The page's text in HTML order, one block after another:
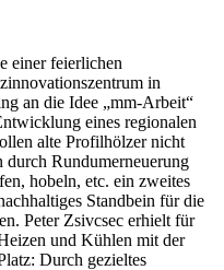
einer feierlichen
in
an die Idee „mm-Arbeit“
eines regionalen
alte Profilhölzer nicht
durch Rundumerneuerung
hobeln, etc. ein zweites
Standbein für die
Peter Zsivcsec erhielt für
und Kühlen mit der
Durch gezieltes